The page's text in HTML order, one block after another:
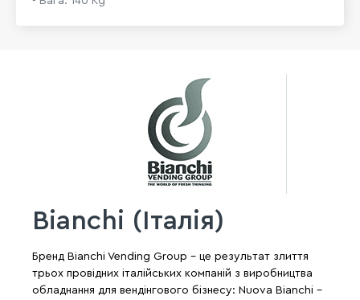
Bianchi (Італія)
Бренд Bianchi Vending Group - це результат злиття
трьох провідних італійських компаній з виробництва
обладнання для вендінгового бізнесу: Nuova Bianchi -